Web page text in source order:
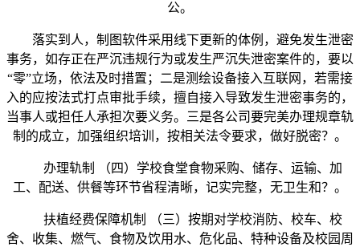
公。
落实到人，制图软件采用线下更新的体例，避免发生泄密
事务，如存正在严沉违规行为或发生严沉失泄密案件的，要以
“零”立场，依法及时措置；二是测绘设备接入互联网，若需接
入的应按法式打点审批手续，擅自接入导致发生泄密事务的，
当事人或担任人承担次要义务。三是各公司要完美办理规章轨
制的成立，加强组织培训，按相关法令要求，做好脱密？。
办理轨制 （四）学校食堂食物采购、储存、运输、加
工、配送、供餐等环节省程清晰，记实完整，无卫生和？。
扶植经费保障机制 （三）按期对学校消防、校车、校
舍、收集、燃气、食物及饮用水、危化品、特种设备及校园周